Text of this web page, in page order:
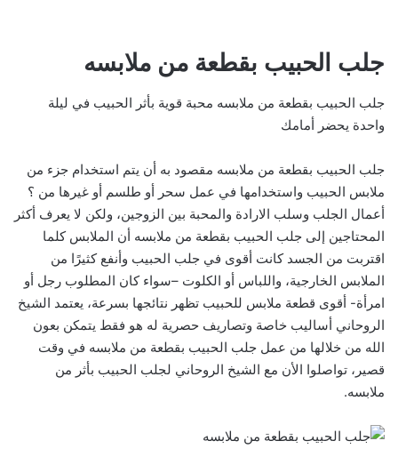
جلب الحبيب بقطعة من ملابسه
جلب الحبيب بقطعة من ملابسه محبة قوية بأثر الحبيب في ليلة
واحدة يحضر أمامك
جلب الحبيب بقطعة من ملابسه مقصود به أن يتم استخدام جزء من
ملابس الحبيب واستخدامها في عمل سحر أو طلسم أو غيرها من ؟
أعمال الجلب وسلب الارادة والمحبة بين الزوجين، ولكن لا يعرف أكثر
المحتاجين إلى جلب الحبيب بقطعة من ملابسه أن الملابس كلما
اقتربت من الجسد كانت أقوى في جلب الحبيب وأنفع كثيرًا من
الملابس الخارجية، واللباس أو الكلوت –سواء كان المطلوب رجل أو
امرأة- أقوى قطعة ملابس للحبيب تظهر نتائجها بسرعة، يعتمد الشيخ
الروحاني أساليب خاصة وتصاريف حصرية له هو فقط يتمكن بعون
الله من خلالها من عمل جلب الحبيب بقطعة من ملابسه في وقت
قصير، تواصلوا الأن مع الشيخ الروحاني لجلب الحبيب بأثر من
ملابسه.